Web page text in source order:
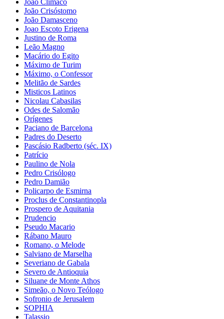
João Crisóstomo
João Damasceno
Joao Escoto Erigena
Justino de Roma
Leão Magno
Macário do Egito
Máximo de Turim
Máximo, o Confessor
Melitão de Sardes
Misticos Latinos
Nicolau Cabasilas
Odes de Salomão
Orígenes
Paciano de Barcelona
Padres do Deserto
Pascásio Radberto (séc. IX)
Patrício
Paulino de Nola
Pedro Crisólogo
Pedro Damião
Policarpo de Esmirna
Proclus de Constantinopla
Prospero de Aquitania
Prudencio
Pseudo Macario
Rábano Mauro
Romano, o Melode
Salviano de Marselha
Severiano de Gabala
Severo de Antioquia
Siluane de Monte Athos
Simeão, o Novo Teólogo
Sofronio de Jerusalem
SOPHIA
Talassio